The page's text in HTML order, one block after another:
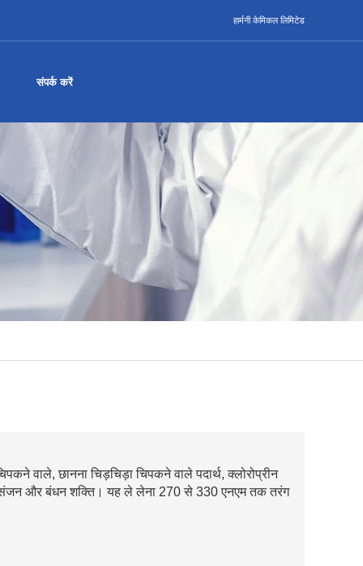
हार्मनी केमिकल लिमिटेड
संपर्क करें
वाले, छानना चिड़चिड़ा चिपकने वाले पदार्थ, क्लोरोप्रीन
और बंधन शक्ति। यह ले लेना 270 से 330 एनएम तक तरंग